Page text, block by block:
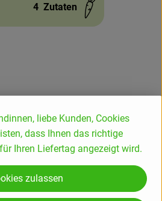
4 Zutaten
Menüwein mit
zarter Frucht.
mild gewürzten und nicht zu
liebe Kunden, Cookies
dass Ihnen das richtige
Ihren Liefertag angezeigt wird.
zulassen